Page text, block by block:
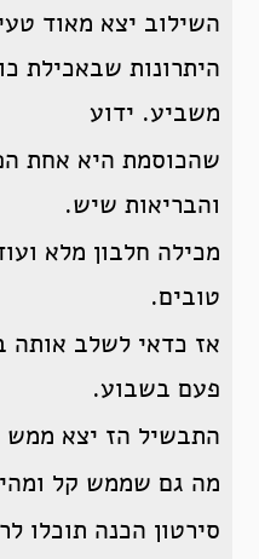
השילוב יצא מאוד
היתרונות שבאכילת
משביע. ידוע
שהכוסמת היא אחת
והבריאות שיש.
מכילה חלבון מלא
טובים.
אז כדאי לשלב אותה
פעם בשבוע.
התבשיל הז יצא ממש
מה גם שממש קל
סירטון הכנה תוכלו